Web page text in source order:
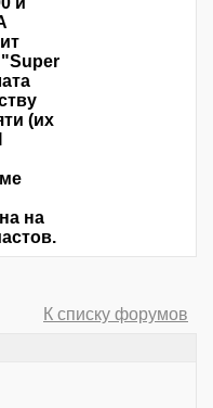
"Super
(их
на
К списку форумов